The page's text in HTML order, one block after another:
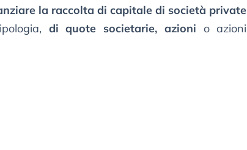
la raccolta di capitale di società private
di quote societarie, azioni o azioni